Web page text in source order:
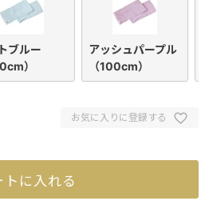
ブルー
）
アッシュパープル
（100cm）
お気に入りに登録する
トに入れる